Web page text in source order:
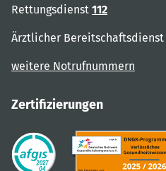
Rettungsdienst 112
Ärztlicher Bereitschaftsdienst
weitere Notrufnummern
Zertifizierungen